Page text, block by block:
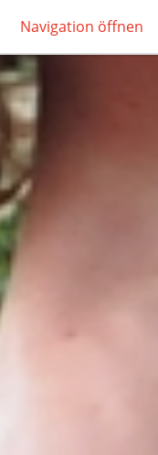
Navigation öffnen